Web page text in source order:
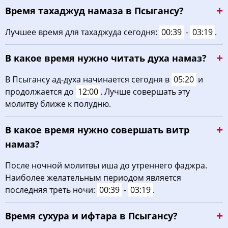
22, Сб 03:44 05:17 18:57
03:46 05:19 12:07 15:55 18:56 20:22
24, Пн 03:47 05:20 12:07 15:54 18:54 20:20
03:49 05:21 12:07 15:53 18:52
03:50 05:22 12:07
27, Чт 03:52 05:23 12:06 15:52 18:49 20:14
29, Сб 03:55 05:25 12:06 15:50 18:46
30, Вс 03:56 05:26 12:05 15:49 18:44 20:07
03:58 05:27 12:05 18:42
Время тахаджуд намаза в Псыгансу?
Лучшее время для тахаджуда сегодня: 00:39 - 03:19 .
В какое время нужно читать духа намаз?
В Псыгансу ад-духа начинается сегодня в 05:20 и
продолжается до 12:00 . Лучше совершать эту
молитву ближе к полудню.
В какое время нужно совершать витр
намаз?
После ночной молитвы иша до утреннего фаджра.
Наиболее желательным периодом является
последняя треть ночи: 00:39 - 03:19 .
Время сухура и ифтара в Псыгансу?